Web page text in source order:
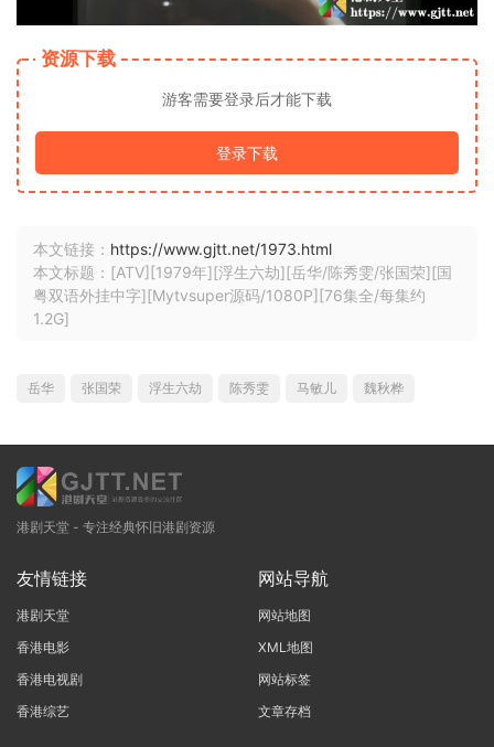
资源下载
游客需要登录后才能下载
登录下载
本文链接： https://www.gjtt.net/1973.html
本文标题：[ATV][1979年][浮生六劫][岳华/陈秀雯/张国荣][国
粤双语外挂中字][Mytvsuper源码/1080P][76集全/每集约
1.2G]
岳华 张国荣 浮生六劫 陈秀雯 马敏儿 魏秋桦
港剧天堂 - 专注经典怀旧港剧资源
友情链接
港剧天堂
香港电影
香港电视剧
香港综艺
网站导航
网站地图
XML地图
网站标签
文章存档